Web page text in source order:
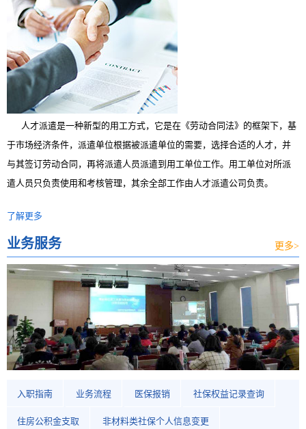
人才派遣是一种新型的用工方式，它是在《劳动合同法》的框架下，基
于市场经济条件，派遣单位根据被派遣单位的需要，选择合适的人才，并
与其签订劳动合同，再将派遣人员派遣到用工单位工作。用工单位对所派
遣人员只负责使用和考核管理，其余全部工作由人才派遣公司负责。
了解更多
业务服务 更多>
入职指南 业务流程 医保报销 社保权益记录查询
住房公积金支取 非材料类社保个人信息变更